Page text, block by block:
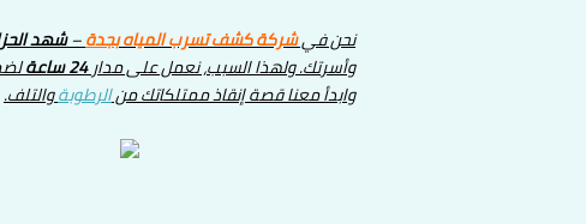
نحن فيشركة كشف تسرب المياهبجدة–شهد
وأسرتك. ولهذا السبب، نعمل على مدار24 ساعة
وابدأ معنا قصة إنقاذ ممتلكاتك منالرطوبةوالتلف.